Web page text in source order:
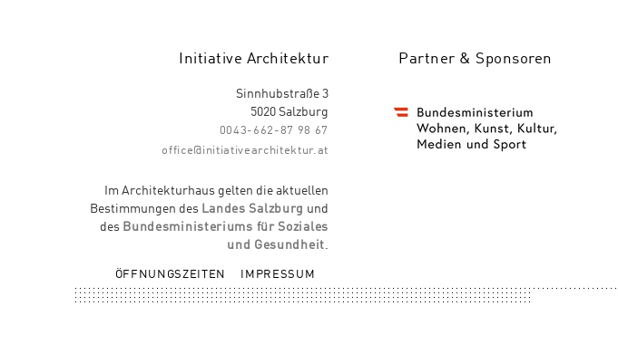
Initiative Architektur
Sinnhubstraße 3
5020 Salzburg
0043-662-87 98 67
office@initiativearchitektur.at
Im Architekturhaus gelten die aktuellen
Bestimmungen des Landes Salzburg und
des Bundesministeriums für Soziales
und Gesundheit
Partner & Sponsoren
ÖFFNUNGSZEITEN
IMPRESSUM